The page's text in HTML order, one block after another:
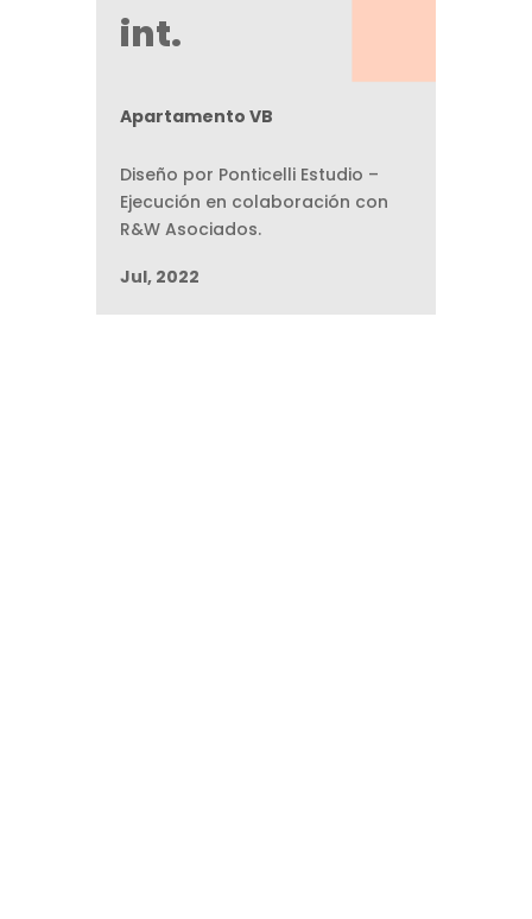
int.
Apartamento VB
Diseño por Ponticelli Estudio –
Ejecución en colaboración con
R&W Asociados.
Jul, 2022